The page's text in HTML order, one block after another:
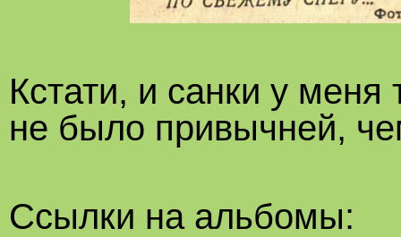
Кстати, и санки у
не было привычней,
Ссылки на альбомы: